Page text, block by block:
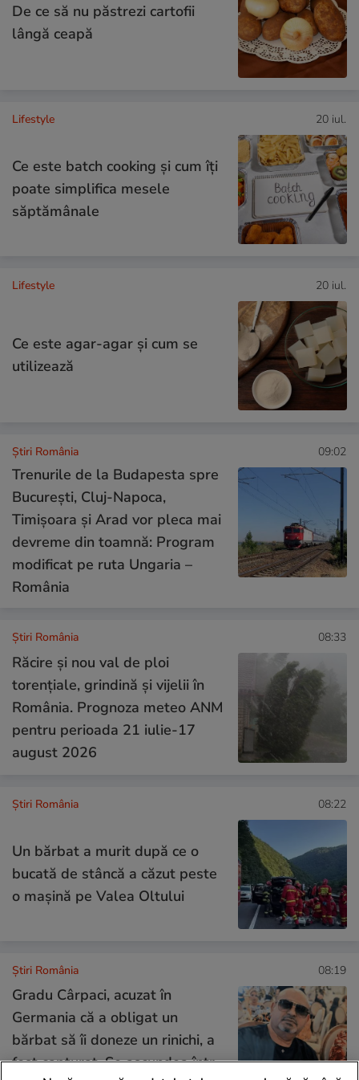
De ce să nu păstrezi cartofii
lângă ceapă
Lifestyle 20 iul.
Ce este batch cooking și cum îți
poate simplifica mesele
săptămânale
Lifestyle 20 iul.
Ce este agar-agar și cum se
utilizează
Știri România 09:02
Trenurile de la Budapesta spre
București, Cluj-Napoca,
Timișoara și Arad vor pleca mai
devreme din toamnă: Program
modificat pe ruta Ungaria –
România
Știri România 08:33
Răcire și nou val de ploi
torențiale, grindină și vijelii în
România. Prognoza meteo ANM
pentru perioada 21 iulie-17
august 2026
Știri România 08:22
Un bărbat a murit după ce o
bucată de stâncă a căzut peste
o mașină pe Valea Oltului
Știri România 08:19
Gradu Cârpaci, acuzat în
Germania că a obligat un
bărbat să îi doneze un rinichi, a
fost capturat. Se ascundea într-